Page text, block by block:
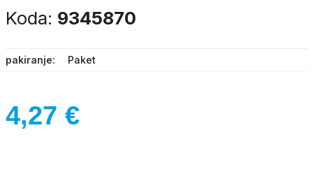
Koda: 9345870
pakiranje Paket
4,27 €